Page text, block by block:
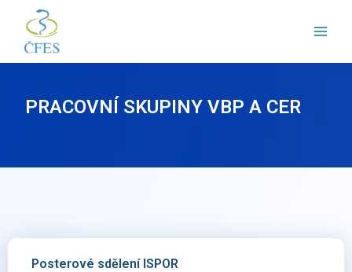
Přeskočit
obsah
PRACOVNÍ SKUPINY VBP A CER
Posterové sdělení ISPOR